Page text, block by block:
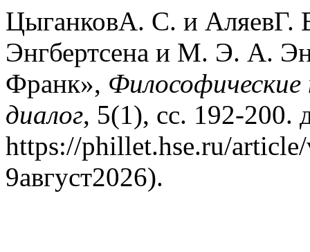
ЦыганковА. С. и
Энгбертсена и М. Э. А.
Франк», Философические
диалог, 5(1), сс. 192-200.
https://phillet.hse.ru/
9август2026).